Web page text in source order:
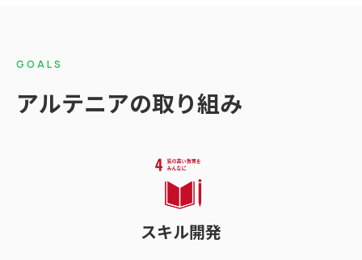
GOALS
アルテニアの取り組み
スキル開発